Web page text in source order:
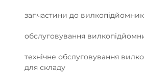
запчастини до
обслуговування
технічне обслуговування
для складу